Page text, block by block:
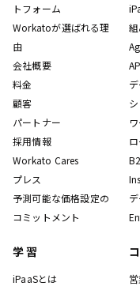
トフォーム
Workatoが選ばれる理
由
会社概要
料金
顧客
パートナー
採用情報
Workato Cares
プレス
予測可能な価格設定の
コミットメント
学習
iPaaSとは